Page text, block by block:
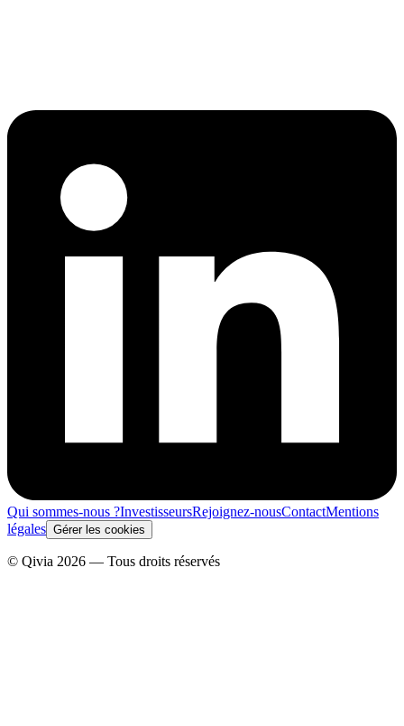
Qui sommes-nous ?InvestisseursRejoignez-nousContactMentions
légales Gérer les cookies
© Qivia 2026 — Tous droits réservés